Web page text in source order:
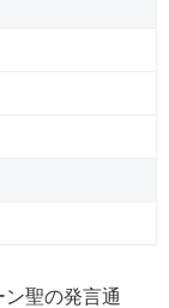
ン聖の発言通